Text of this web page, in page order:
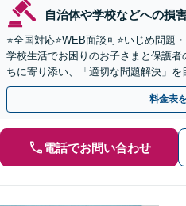
自治体や学校などへの損
⭐️全国対応⭐️WEB面談可⭐️いじめ問題
学校生活でお困りのお子さまと保護
ちに寄り添い、「適切な問題解決」
料】
料金表
電話でお問い合わせ